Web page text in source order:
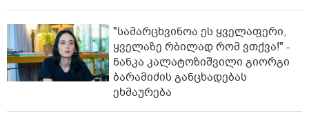
"სა­მარ­ცხვი­ნოა ეს ყვე­ლა­ფე­რი,
ყვე­ლა­ზე რბი­ლად რომ ვთქვა!" -
ნანკა კალატოზიშვილი გიორგი
ბარამიძის განცხადებას
ეხმაურება